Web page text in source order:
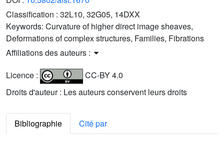
Classification : 32L10, 32G05, 14DXX
Keywords: Curvature of higher direct image sheaves,
Deformations of complex structures, Families, Fibrations
Affiliations des auteurs :
Licence :
CC-BY 4.0
Droits d'auteur : Les auteurs conservent leurs droits
Bibliographie
Cité par